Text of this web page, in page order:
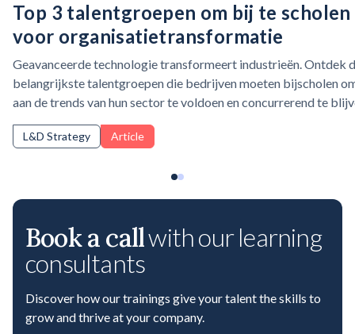
Top 3 talentgroepen om bij te scholen
voor organisatietransformatie
Geavanceerde technologie transformeert industrieën. Ontdek
belangrijkste talentgroepen die bedrijven moeten bijscholen
aan de trends van hun sector te voldoen en concurrerend te
L&D Strategy Article
Book a callwith our learning
consultants
Discover how our trainings give your talent the skills to
grow and thrive at your company.